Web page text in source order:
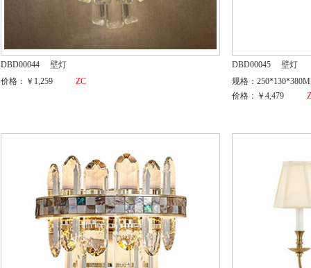
DBD00044
壁灯
价格：￥1,259
ZC
DBD00045
壁灯
规格：
价格：￥4,479